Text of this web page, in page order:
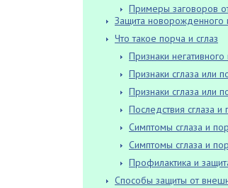
Примеры заговоров
Защита новорожденного
Что такое порча и сглаз
Признаки
Признаки сглаза или
Признаки сглаза или
Последствия сглаза
Симптомы сглаза и
Симптомы сглаза и
Профилактика и
Способы защиты от